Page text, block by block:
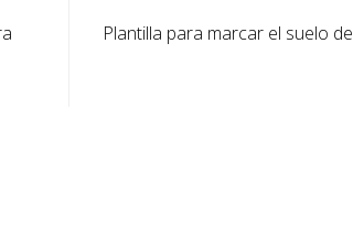
Plantilla para marcar el suelo de